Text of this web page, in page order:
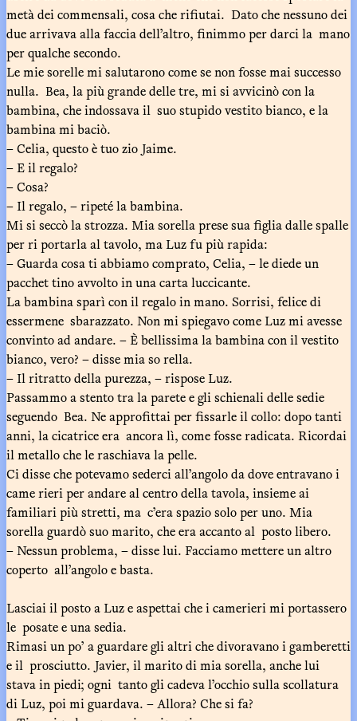
metà dei commensali, cosa che rifiutai. Dato che nessuno dei
due arrivava alla faccia dell’altro, finimmo per darci la mano
per qualche secondo.
Le mie sorelle mi salutarono come se non fosse mai successo
nulla. Bea, la più grande delle tre, mi si avvicinò con la
bambina, che indossava il suo stupido vestito bianco, e la
bambina mi baciò.
– Celia, questo è tuo zio Jaime.
– E il regalo?
– Cosa?
– Il regalo, – ripeté la bambina.
Mi si seccò la strozza. Mia sorella prese sua figlia dalle spalle
per ri portarla al tavolo, ma Luz fu più rapida:
– Guarda cosa ti abbiamo comprato, Celia, – le diede un
pacchet tino avvolto in una carta luccicante.
La bambina sparì con il regalo in mano. Sorrisi, felice di
essermene sbarazzato. Non mi spiegavo come Luz mi avesse
convinto ad andare. – È bellissima la bambina con il vestito
bianco, vero? – disse mia so rella.
– Il ritratto della purezza, – rispose Luz.
Passammo a stento tra la parete e gli schienali delle sedie
seguendo Bea. Ne approfittai per fissarle il collo: dopo tanti
anni, la cicatrice era ancora lì, come fosse radicata. Ricordai
il metallo che le raschiava la pelle.
Ci disse che potevamo sederci all’angolo da dove entravano i
came rieri per andare al centro della tavola, insieme ai
familiari più stretti, ma c’era spazio solo per uno. Mia
sorella guardò suo marito, che era accanto al posto libero.
– Nessun problema, – disse lui. Facciamo mettere un altro
coperto all’angolo e basta.
Lasciai il posto a Luz e aspettai che i camerieri mi portassero
le posate e una sedia.
Rimasi un po’ a guardare gli altri che divoravano i gamberetti
e il prosciutto. Javier, il marito di mia sorella, anche lui
stava in piedi; ogni tanto gli cadeva l’occhio sulla scollatura
di Luz, poi mi guardava. – Allora? Che si fa?